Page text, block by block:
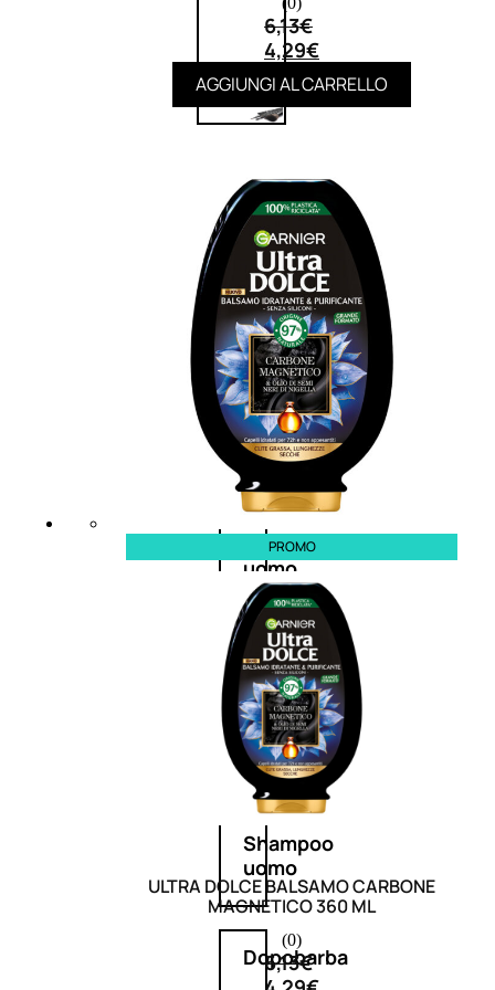
UOMO
Detergente Viso Uomo
Dopobarba Uomo
Antieta Uomo
Anticaduta Uomo
Contorno Occhi Uomo
Bagnodoccia Uomo Profumi
Docciaschiuma Uomo
Corpo Uomo
Deodoranti Uomo
Confezioni Trattamenti Uomo
Antietà
uomo
Detergente
viso
uomo
Docciaschiuma
uomo
Shampoo
uomo
Dopobarba
6,13€
4,29€
AGGIUNGI AL CARRELLO
PROMO
ULTRA DOLCE BALSAMO CARBONE
MAGNETICO 360 ML
(0)
6,13€